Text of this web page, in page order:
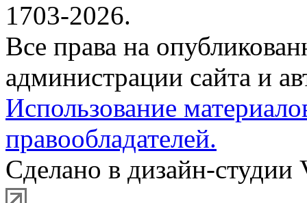
1703-2026.
Все права на
администрации сайта и
Использование
правообладателей.
Сделано в дизайн-студии